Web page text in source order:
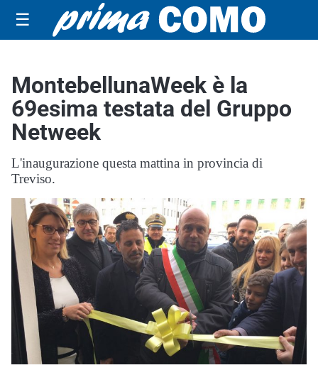
☰
MontebellunaWeek è la
69esima testata del Gruppo
Netweek
L'inaugurazione questa mattina in provincia di
Treviso.